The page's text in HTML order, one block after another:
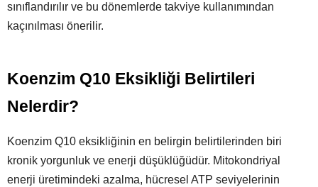
sınıflandırılır ve bu dönemlerde takviye kullanımından
kaçınılması önerilir.
Koenzim Q10 Eksikliği Belirtileri
Nelerdir?
Koenzim Q10 eksikliğinin en belirgin belirtilerinden biri
kronik yorgunluk ve enerji düşüklüğüdür. Mitokondriyal
enerji üretimindeki azalma, hücresel ATP seviyelerinin